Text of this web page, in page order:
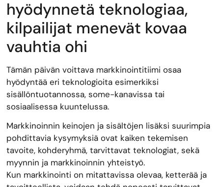
hyödynnetä teknologiaa,
kilpailijat menevät kovaa
vauhtia ohi
Tämän päivän voittava markkinointitiimi osaa
hyödyntää eri teknologioita esimerkiksi
sisällöntuotannossa, some-kanavissa tai
sosiaalisessa kuuntelussa.
Markkinoinnin keinojen ja sisältöjen lisäksi suurimpia
pohdittavia kysymyksiä ovat kaiken tekemisen
tavoite, kohderyhmä, tarvittavat teknologiat, sekä
myynnin ja markkinoinnin yhteistyö.
Kun markkinointi on mitattavissa olevaa, ketterää ja